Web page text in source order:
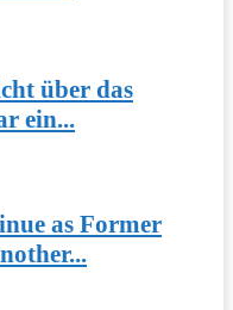
über das
ein...
as Former